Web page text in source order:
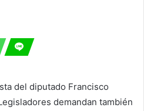
del diputado Francisco
demandan también